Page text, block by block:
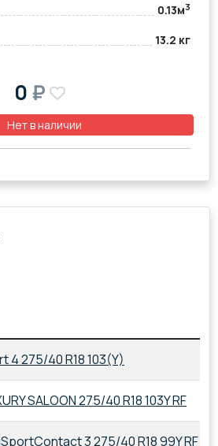
0.13м3
13.2 кг
0₽
Нет в наличии
4 275/40 R18 103(Y)
SALOON 275/40 R18 103Y RF
3 275/40 R18 99Y RF